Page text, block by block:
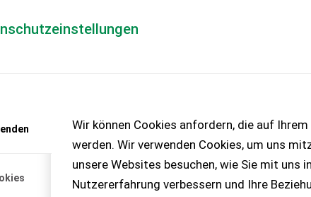
Wir können Cookies anfordern, die auf
werden. Wir verwenden Cookies, um uns
unsere Websites besuchen, wie Sie mit uns
Nutzererfahrung verbessern und Ihre
– KEINE